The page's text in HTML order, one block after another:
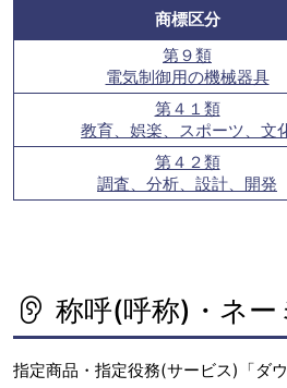
商標区分
第９類
電気制御用の機械器具
第４１類
教育、娯楽、スポーツ、文
第４２類
調査、分析、設計、開発
称呼(呼称)・ネー
指定商品・指定役務(サービス)「ダ